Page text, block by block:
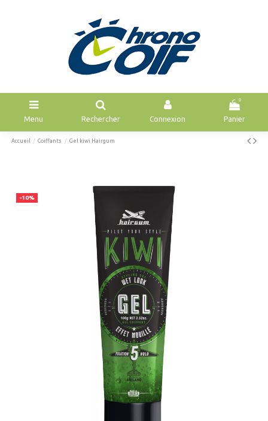
Menu Rechercher Connexion
0
Panier
Accueil Coiffants Gel kiwi Hairgum
-10%